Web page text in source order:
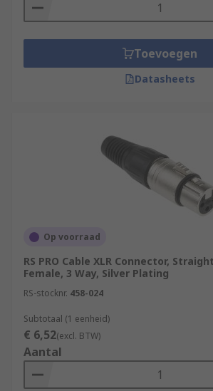
Toevoegen
Datasheets
Op voorraad
RS PRO Cable XLR Connector,
Female, 3 Way, Silver Plating
RS-stocknr. 458-024
Subtotaal (1 eenheid)
€ 6,52(excl. BTW)
Aantal